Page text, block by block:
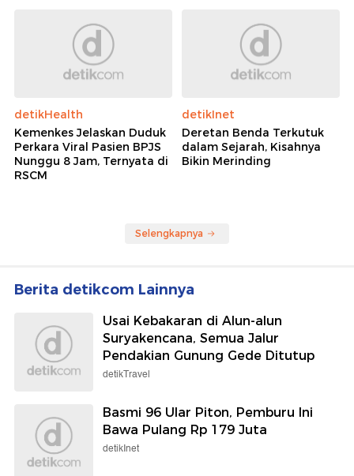
detikHealth
Kemenkes Jelaskan Duduk
Perkara Viral Pasien BPJS
Nunggu 8 Jam, Ternyata di
RSCM
detikInet
Deretan Benda Terkutuk
dalam Sejarah, Kisahnya
Bikin Merinding
Selengkapnya
Berita detikcom Lainnya
Usai Kebakaran di Alun-alun
Suryakencana, Semua Jalur
Pendakian Gunung Gede Ditutup
detikTravel
Basmi 96 Ular Piton, Pemburu Ini
Bawa Pulang Rp 179 Juta
detikInet